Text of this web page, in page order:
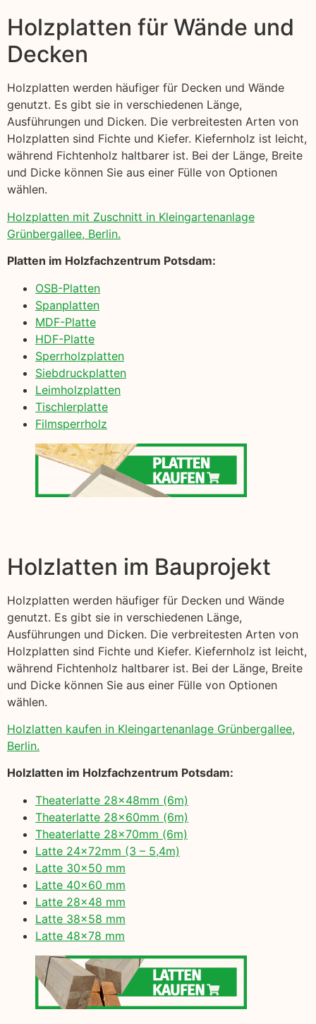
Holzplatten für Wände und
Decken
Holzplatten werden häufiger für Decken und Wände
genutzt. Es gibt sie in verschiedenen Länge,
Ausführungen und Dicken. Die verbreitesten Arten von
Holzplatten sind Fichte und Kiefer. Kiefernholz ist leicht,
während Fichtenholz haltbarer ist. Bei der Länge, Breite
und Dicke können Sie aus einer Fülle von Optionen
wählen.
Holzplatten mit Zuschnitt in Kleingartenanlage
Grünbergallee, Berlin.
Platten im Holzfachzentrum Potsdam:
OSB-Platten
Spanplatten
MDF-Platte
HDF-Platte
Sperrholzplatten
Siebdruckplatten
Leimholzplatten
Tischlerplatte
Filmsperrholz
Holzlatten im Bauprojekt
Holzplatten werden häufiger für Decken und Wände
genutzt. Es gibt sie in verschiedenen Länge,
Ausführungen und Dicken. Die verbreitesten Arten von
Holzplatten sind Fichte und Kiefer. Kiefernholz ist leicht,
während Fichtenholz haltbarer ist. Bei der Länge, Breite
und Dicke können Sie aus einer Fülle von Optionen
wählen.
Holzlatten kaufen in Kleingartenanlage Grünbergallee,
Berlin.
Holzlatten im Holzfachzentrum Potsdam:
Theaterlatte 28x48mm (6m)
Theaterlatte 28x60mm (6m)
Theaterlatte 28x70mm (6m)
Latte 24x72mm (3 – 5,4m)
Latte 30×50 mm
Latte 40×60 mm
Latte 28×48 mm
Latte 38×58 mm
Latte 48×78 mm